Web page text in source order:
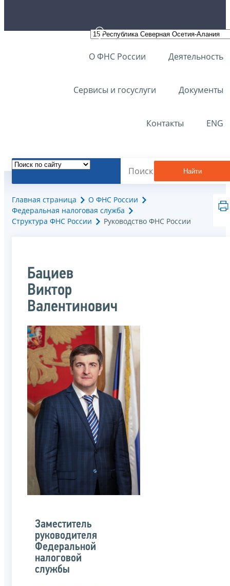
О ФНС России Деятельность
Сервисы и госуслуги Документы
Контакты ENG
Найти
Главная страница
О ФНС России
Федеральная налоговая служба
Структура ФНС России
Руководство ФНС России
Бациев
Виктор
Валентинович
Заместитель
руководителя
Федеральной
налоговой
службы